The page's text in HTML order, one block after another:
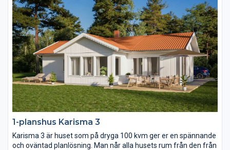
1-planshus Karisma 3
Karisma 3 är huset som på dryga 100 kvm ger er en spännande
och oväntad planlösning. Man når alla husets rum från den från